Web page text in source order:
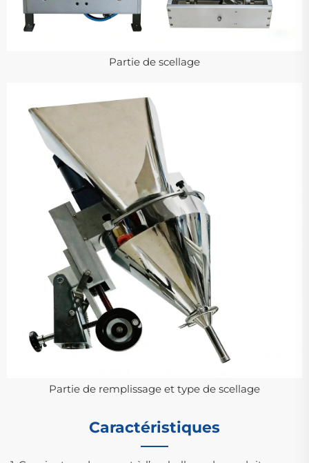
Partie de scellage
Partie de remplissage et type de scellage
Caractéristiques